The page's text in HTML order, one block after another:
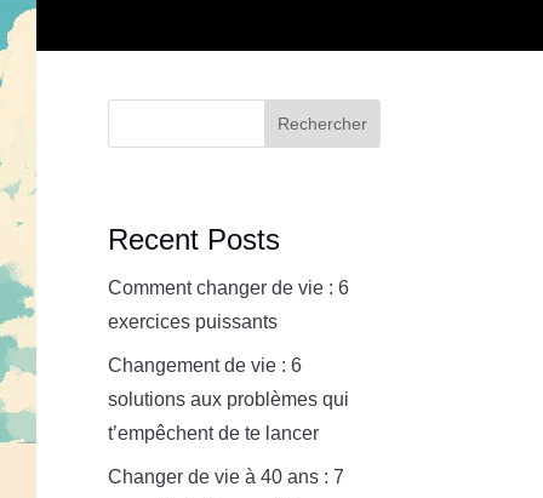
Rechercher
Recent Posts
Comment changer de vie : 6
exercices puissants
Changement de vie : 6
solutions aux problèmes qui
t’empêchent de te lancer
Changer de vie à 40 ans : 7